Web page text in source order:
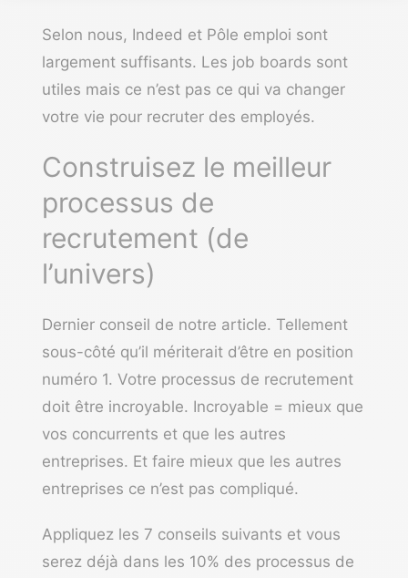
Selon nous, Indeed et Pôle emploi sont
largement suffisants. Les job boards sont
utiles mais ce n’est pas ce qui va changer
votre vie pour recruter des employés.
Construisez le meilleur
processus de
recrutement (de
l’univers)
Dernier conseil de notre article. Tellement
sous-côté qu’il mériterait d’être en position
numéro 1. Votre processus de recrutement
doit être incroyable. Incroyable = mieux que
vos concurrents et que les autres
entreprises. Et faire mieux que les autres
entreprises ce n’est pas compliqué.
Appliquez les 7 conseils suivants et vous
serez déjà dans les 10% des processus de